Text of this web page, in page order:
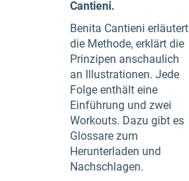
Cantieni.
Benita Cantieni erläutert
die Methode, erklärt die
Prinzipen anschaulich
an Illustrationen. Jede
Folge enthält eine
Einführung und zwei
Workouts. Dazu gibt es
Glossare zum
Herunterladen und
Nachschlagen.